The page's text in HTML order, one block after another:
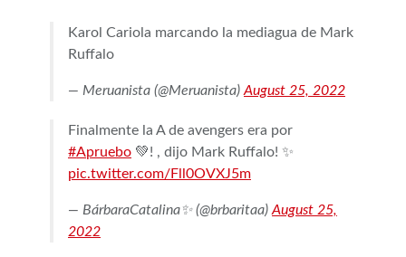
Karol Cariola marcando la mediagua de Mark
Ruffalo
— Meruanista (@Meruanista) August 25, 2022
Finalmente la A de avengers era por
#Apruebo 💚! , dijo Mark Ruffalo! ✨
pic.twitter.com/Fll0OVXJ5m
— BárbaraCatalina✨ (@brbaritaa) August 25,
2022